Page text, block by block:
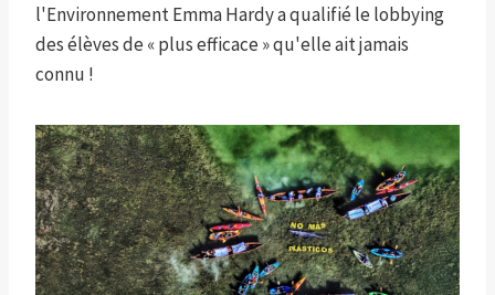
l'Environnement Emma Hardy a qualifié le lobbying
des élèves de « plus efficace » qu'elle ait jamais
connu !